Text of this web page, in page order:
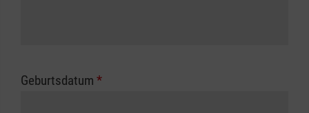
Geburtsdatum *